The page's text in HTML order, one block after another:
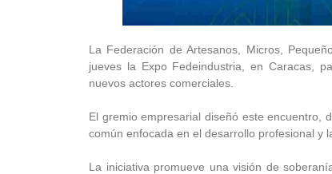
La Federación de Artesanos, Micros,
jueves la Expo Fedeindustria, en Caracas,
nuevos actores comerciales.
El gremio empresarial diseñó este encuentro,
común enfocada en el desarrollo profesional y
La iniciativa promueve una visión de